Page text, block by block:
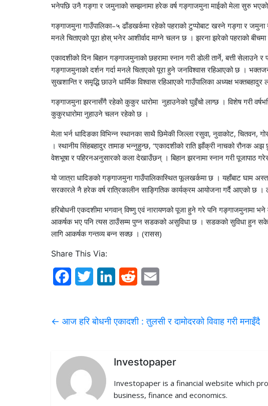
भनेपछि उनै गङ्गा र जमुनाको सम्झनामा हरेक वर्ष गङ्गाजमुना माईको मेला सुरु भएको
गङ्गाजमुना गाउँपालिका–५ ढाँडखर्कमा रहेको पहराको टुप्पोबाट खस्ने गङ्गा र
मनले चिताएको पूरा होस् भनेर आशीर्वाद माग्ने चलन छ । झरना झरेको पहराको
एकादशीको दिन बिहान गङ्गाजमुनाको छहरामा स्नान गरी डोली तार्ने, बत्ती
गङ्गाजमुनाको दर्शन गर्दा मनले चिताएको पूरा हुने जनविश्वास रहिआएको छ ।
सुखशान्ति र समृद्धि छाउने धार्मिक विश्वास रहिआएको गाउँपालिका अध्यक्ष भक्तबहादुर
गङ्गाजमुना झरनासँगै रहेको कुकुर धारोमा नुहाउनेको घुइँचो लाग्छ । विशेष गरी
कुकुरधारोमा नुहाउने चलन रहेको छ ।
मेला भर्न धादिङका विभिन्न स्थानका साथै छिमेकी जिल्ला रसुवा, नुवाकोट,
। स्थानीय सिंहबहादुर तामाङ भन्नुहुन्छ, “एकादशीको राति झाँक्री नाचको
वेशभूषा र पहिरनअनुसारको कला देखाउँछन् । बिहान झरनामा स्नान गरी पूजापाठ
यो जात्रा धादिङको गङ्गाजमुना गाउँपालिकास्थित फूलखर्कमा छ । यहाँबाट घाम
सरकारले नै हरेक वर्ष रात्रिकालीन साङ्गितिक कार्यक्रम आयोजना गर्दै आएको छ ।
हरिबोधनी एकदशीमा भगवान् विष्णु एवं नारायणको पूजा हुने गरे पनि गङ्गाजमुनामा
आकर्षक भए पनि त्यस ठाउँसम्म पुग्न सडकको असुविधा छ । सडकको सुविधा हुन सके
लागि आकर्षक गन्तव्य बन्न सक्छ । (रासस)
Share This Via:
o
d
I
t
← आज हरि बोधनी एकादशी : तुलसी र दामोदरको विवाह गरी मनाइँदै
Investopaper
Investopaper is a financial website which
business, finance and economics.